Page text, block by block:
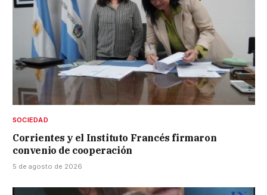
SOCIEDAD
Corrientes y el Instituto Francés firmaron
convenio de cooperación
5 de agosto de 2026